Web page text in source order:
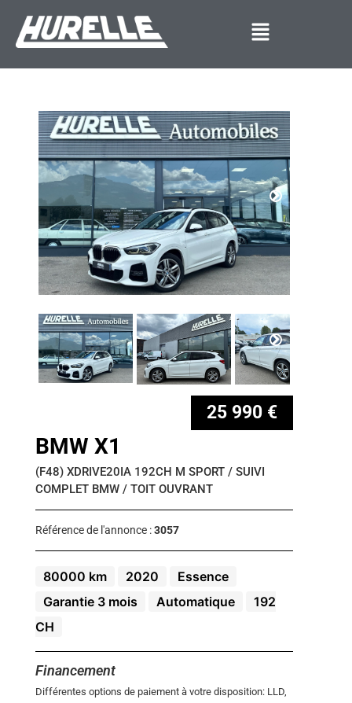
25 990 €
BMW X1
(F48) XDRIVE20IA 192CH M SPORT / SUIVI
COMPLET BMW / TOIT OUVRANT
Référence de l'annonce :3057
80000 km 2020
Essence
Garantie 3 mois
Automatique
192
CH
Financement
Différentes options de paiement à votre disposition: LLD,